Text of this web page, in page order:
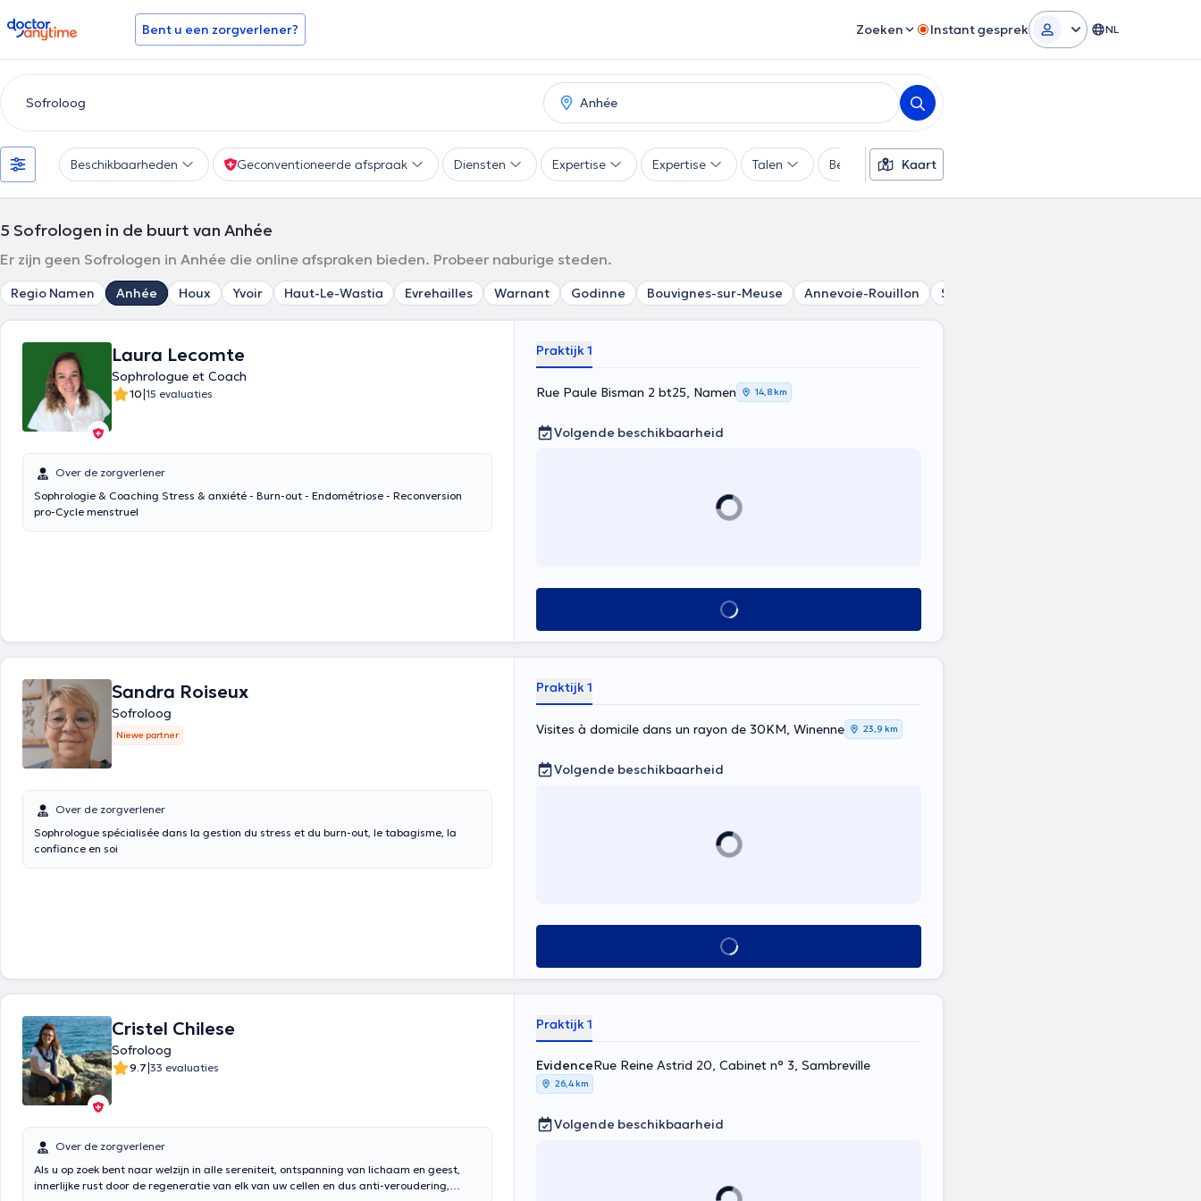
doctoranytime Bent u een zorgverlener? Zoeken Instant gesprek NL
Beschikbaarheden Geconventioneerde afspraak Diensten Expertise Expertise Talen BetaalmethodeKaart
5 Sofrologen in de buurt van Anhée
Er zijn geen Sofrologen in Anhée die online afspraken bieden. Probeer naburige steden.
Regio Namen Anhée Houx Yvoir Haut-Le-Wastia Evrehailles Warnant Godinne Bouvignes-sur-Meuse Annevoie-Rouillon Sommière
Laura Lecomte
Sophrologue et Coach
10|15 evaluaties
Over de zorgverlener
Sophrologie & Coaching Stress & anxiété - Burn-out - Endométriose - Reconversion
pro-Cycle menstruel
Praktijk 1
Rue Paule Bisman 2 bt25, Namen 14,8 km
Volgende beschikbaarheid
Alles zien
Sandra Roiseux
Sofroloog
Niewe partner
Over de zorgverlener
Sophrologue spécialisée dans la gestion du stress et du burn-out, le tabagisme, la
confiance en soi
Praktijk 1
Visites à domicile dans un rayon de 30KM, Winenne 23,9 km
Volgende beschikbaarheid
Alles zien
Cristel Chilese
Sofroloog
9.7|33 evaluaties
Over de zorgverlener
Als u op zoek bent naar welzijn in alle sereniteit, ontspanning van lichaam en geest,
innerlijke rust door de regeneratie van elk van uw cellen en dus anti-veroudering,
Praktijk 1
EvidenceRue Reine Astrid 20, Cabinet n° 3, Sambreville
26,4 km
Volgende beschikbaarheid